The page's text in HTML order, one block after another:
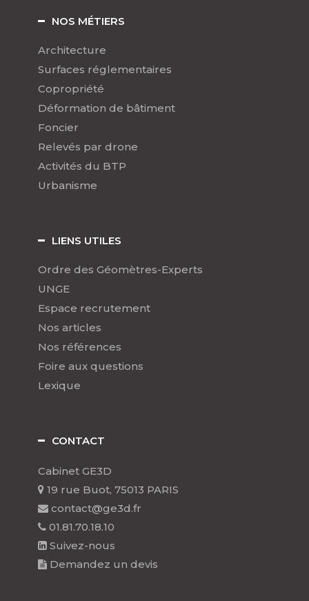
NOS MÉTIERS
Architecture
Surfaces réglementaires
Copropriété
Déformation de bâtiment
Foncier
Relevés par drone
Activités du BTP
Urbanisme
LIENS UTILES
Ordre des Géomètres-Experts
UNGE
Espace recrutement
Nos articles
Nos références
Foire aux questions
Lexique
CONTACT
Cabinet GE3D
19 rue Buot, 75013 PARIS
contact@ge3d.fr
01.81.70.18.10
Suivez-nous
Demandez un devis